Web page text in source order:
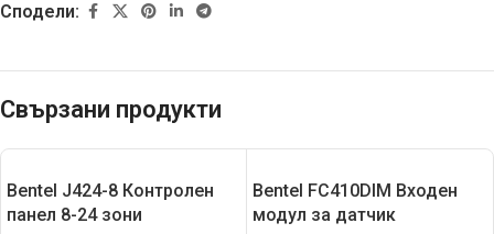
Сподели:
Свързани продукти
Bentel J424-8 Контролен
панел 8-24 зони
Bentel FC410DIM Входен
модул за датчик